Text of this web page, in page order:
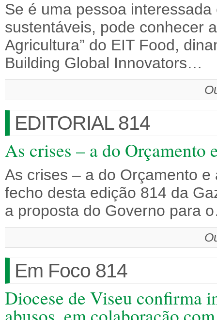
Se é uma pessoa
sustentáveis, pode conhecer
Agricultura” do EIT Food,
Building Global Innovators…
EDITORIAL 814
As crises – a do Orçamento
As crises – a do Orçamento
fecho desta edição 814 da
a proposta do Governo para
Em Foco 814
Diocese de Viseu confirma